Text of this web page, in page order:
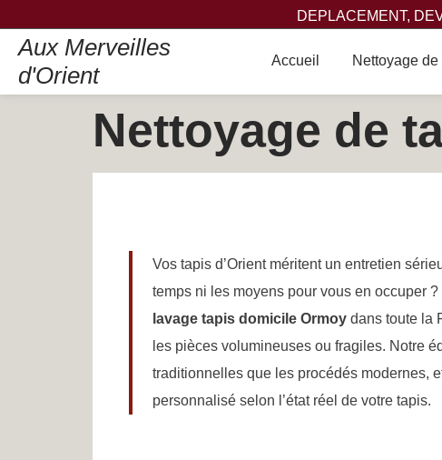
DEPLACEMENT,
Aux Merveilles
d'Orient
Accueil Nettoyage de
Nettoyage de
Vos tapis d’Orient méritent un entretien
temps ni les moyens pour vous en occuper
lavage tapis domicile Ormoy dans toute la
les pièces volumineuses ou fragiles. Notre
traditionnelles que les procédés modernes,
personnalisé selon l’état réel de votre tapis.